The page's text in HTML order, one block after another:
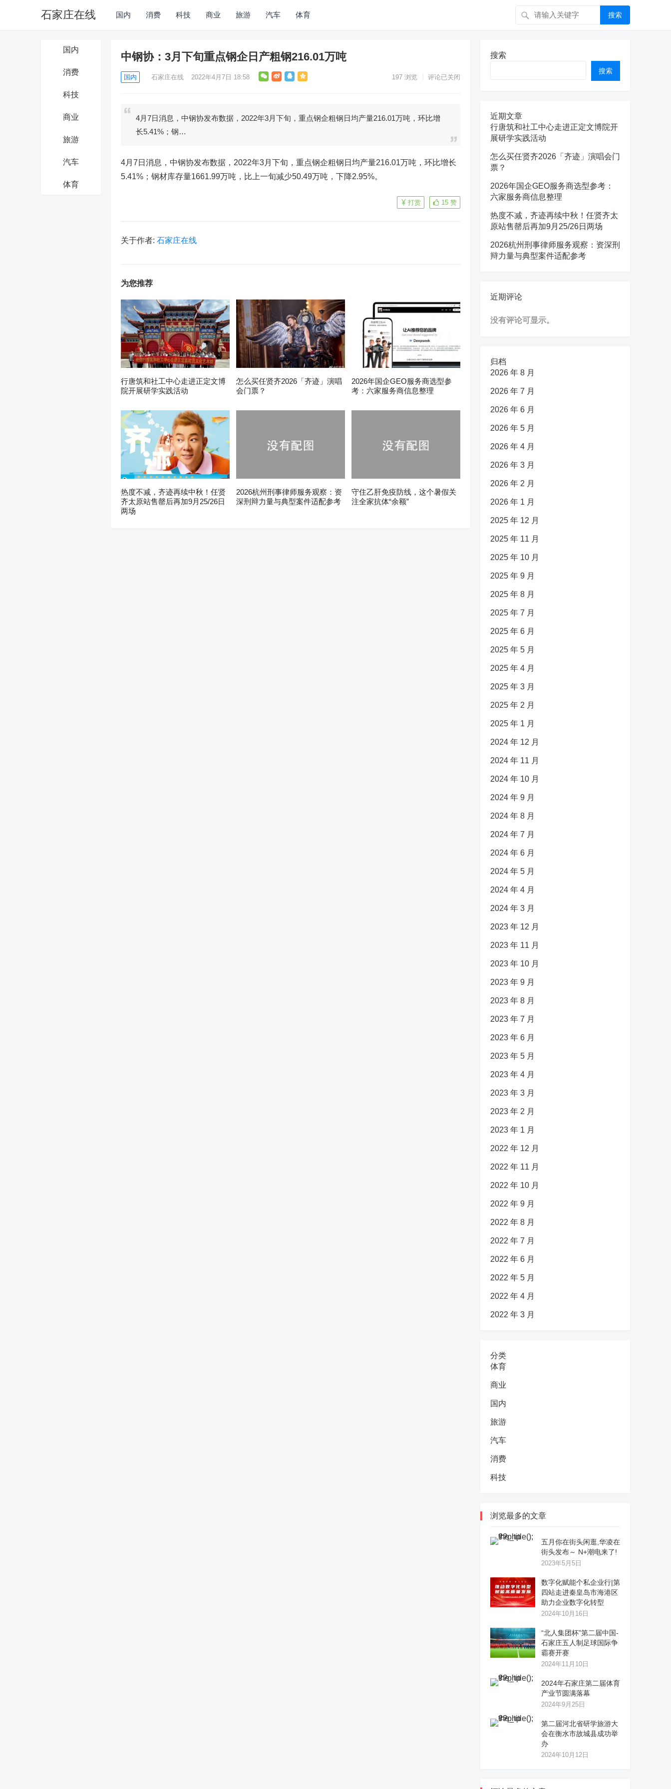
石家庄在线 国内 消费 科技 商业 旅游 汽车 体育 搜索
国内
消费
科技
商业
旅游
汽车
体育
中钢协：3月下旬重点钢企日产粗钢216.01万吨
国内 石家庄在线 2022年4月7日 18:58 197 浏览 评论已关闭
4月7日消息，中钢协发布数据，2022年3月下旬，重点钢企粗钢日均产量216.01万吨，环比增
长5.41%；钢…
4月7日消息，中钢协发布数据，2022年3月下旬，重点钢企粗钢日均产量216.01万吨，环比增长
5.41%；钢材库存量1661.99万吨，比上一旬减少50.49万吨，下降2.95%。
15 赞
打赏
关于作者: 石家庄在线
为您推荐
行唐筑和社工中心走进正定文博
院开展研学实践活动
怎么买任贤齐2026「齐迹」演唱
会门票？
2026年国企GEO服务商选型参
考：六家服务商信息整理
热度不减，齐迹再续中秋！任贤
齐太原站售罄后再加9月25/26日
两场
2026杭州刑事律师服务观察：资
深刑辩力量与典型案件适配参考
守住乙肝免疫防线，这个暑假关
注全家抗体“余额”
搜索
搜索
近期文章
行唐筑和社工中心走进正定文博院开
展研学实践活动
怎么买任贤齐2026「齐迹」演唱会门
票？
2026年国企GEO服务商选型参考：
六家服务商信息整理
热度不减，齐迹再续中秋！任贤齐太
原站售罄后再加9月25/26日两场
2026杭州刑事律师服务观察：资深刑
辩力量与典型案件适配参考
近期评论
没有评论可显示。
归档
2026 年 8 月
2026 年 7 月
2026 年 6 月
2026 年 5 月
2026 年 4 月
2026 年 3 月
2026 年 2 月
2026 年 1 月
2025 年 12 月
2025 年 11 月
2025 年 10 月
2025 年 9 月
2025 年 8 月
2025 年 7 月
2025 年 6 月
2025 年 5 月
2025 年 4 月
2025 年 3 月
2025 年 2 月
2025 年 1 月
2024 年 12 月
2024 年 11 月
2024 年 10 月
2024 年 9 月
2024 年 8 月
2024 年 7 月
2024 年 6 月
2024 年 5 月
2024 年 4 月
2024 年 3 月
2023 年 12 月
2023 年 11 月
2023 年 10 月
2023 年 9 月
2023 年 8 月
2023 年 7 月
2023 年 6 月
2023 年 5 月
2023 年 4 月
2023 年 3 月
2023 年 2 月
2023 年 1 月
2022 年 12 月
2022 年 11 月
2022 年 10 月
2022 年 9 月
2022 年 8 月
2022 年 7 月
2022 年 6 月
2022 年 5 月
2022 年 4 月
2022 年 3 月
分类
体育
商业
国内
旅游
汽车
消费
科技
浏览最多的文章
五月你在街头闲逛,华凌在
街头发布～ N+潮电来了!
2023年5月5日
数字化赋能个私企业行|第
四站走进秦皇岛市海港区
助力企业数字化转型
2024年10月16日
“北人集团杯”第二届中国-
石家庄五人制足球国际争
霸赛开赛
2024年11月10日
2024年石家庄第二届体育
产业节圆满落幕
2024年9月25日
第二届河北省研学旅游大
会在衡水市故城县成功举
办
2024年10月12日